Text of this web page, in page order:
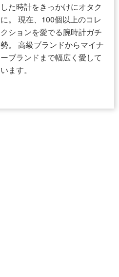
した時計をきっかけにオタク
に。 現在、100個以上のコレ
クションを愛でる腕時計ガチ
勢。 高級ブランドからマイナ
ーブランドまで幅広く愛して
います。